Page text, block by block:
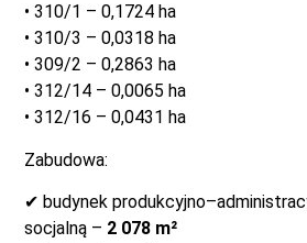
• 310/1 – 0,1724 ha
• 310/3 – 0,0318 ha
• 309/2 – 0,2863 ha
• 312/14 – 0,0065 ha
• 312/16 – 0,0431 ha
Zabudowa:
✔ budynek
socjalną – 2 078 m²